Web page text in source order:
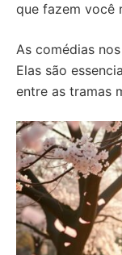
que fazem você
As comédias
Elas são
entre as tramas